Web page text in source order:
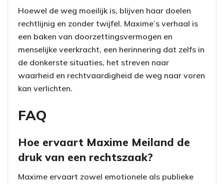
Hoewel de weg moeilijk is, blijven haar doelen
rechtlijnig en zonder twijfel. Maxime’s verhaal is
een baken van doorzettingsvermogen en
menselijke veerkracht, een herinnering dat zelfs in
de donkerste situaties, het streven naar
waarheid en rechtvaardigheid de weg naar voren
kan verlichten.
FAQ
Hoe ervaart Maxime Meiland de
druk van een rechtszaak?
Maxime ervaart zowel emotionele als publieke